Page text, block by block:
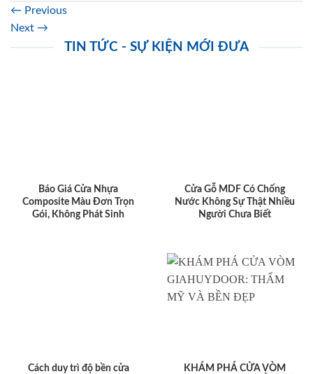
← Previous
Next →
TIN TỨC - SỰ KIỆN MỚI ĐƯA
Báo Giá Cửa Nhựa
Composite Màu Đơn Trọn
Gói, Không Phát Sinh
Cửa Gỗ MDF Có Chống
Nước Không Sự Thật Nhiều
Người Chưa Biết
Cách duy trì độ bền cửa
KHÁM PHÁ CỬA VÒM